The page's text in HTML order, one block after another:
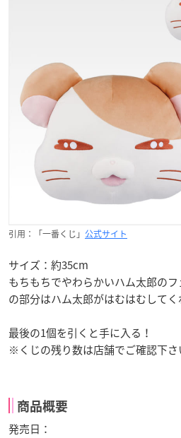
引用：「一番くじ」 公式サイト
サイズ：約35cm
もちもちでやわらかいハム太郎の
の部分はハム太郎がはむはむして
最後の1個を引くと手に入る！
※くじの残り数は店舗でご確認下さ
商品概要
発売日：